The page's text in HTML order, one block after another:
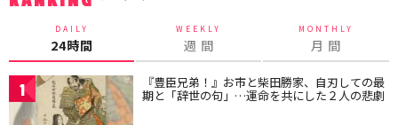
DAILY
24時間
WEEKLY
週 間
MONTHLY
月 間
1 『豊臣兄弟！』お市と柴田勝家、自刃しての最
期と「辞世の句」…運命を共にした２人の悲劇